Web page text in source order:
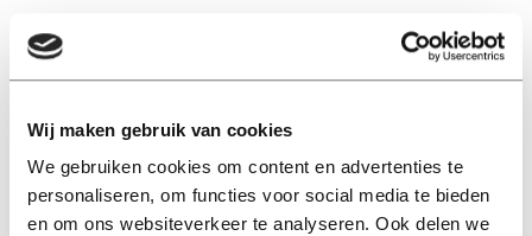
Wij maken gebruik van cookies
We gebruiken cookies om content en advertenties te
personaliseren, om functies voor social media te bieden
en om ons websiteverkeer te analyseren. Ook delen we
EN
democratische academie groningen